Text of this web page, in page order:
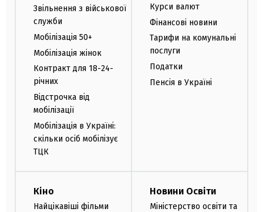
Звільнення з військової
служби
Мобілізація 50+
Мобілізація жінок
Контракт для 18-24-
річних
Відстрочка від
мобілізації
Мобілізація в Україні:
скільки осіб мобілізує
ТЦК
Курси валют
Фінансові новини
Тарифи на комунальні
послуги
Податки
Пенсія в Україні
Кіно
Найцікавіші фільми
Новини Освіти
Міністерство освіти та